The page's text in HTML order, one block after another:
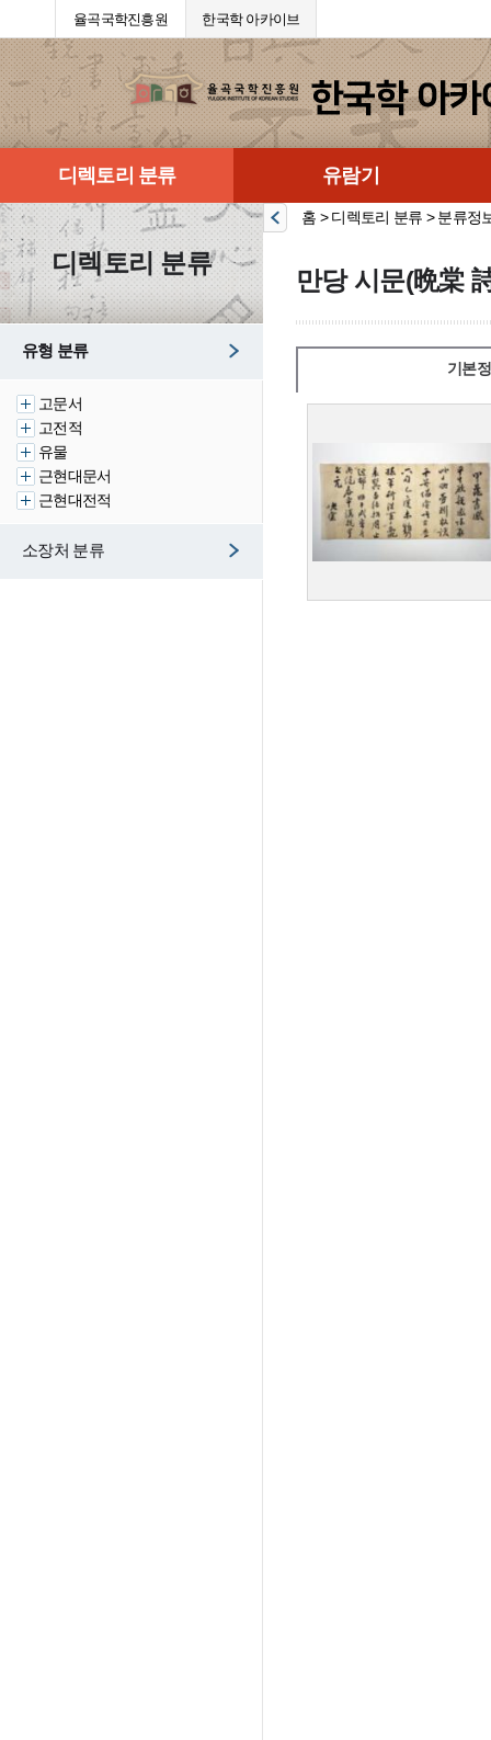
율곡국학진흥원 한국학 아카이브
디렉토리 분류 유람기
디렉토리 분류
유형 분류
고문서
고전적
유물
근현대문서
근현대전적
소장처 분류
홈 > 디렉토리 분류 > 분류정
만당 시문(晩棠
기본